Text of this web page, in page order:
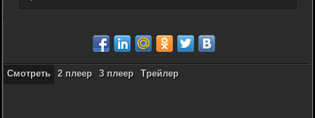
Смотреть 2 плеер 3 плеер Трейлер